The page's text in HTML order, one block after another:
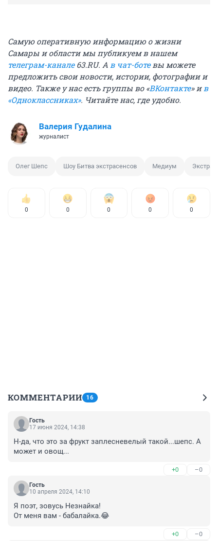
Самую оперативную информацию о жизни
Самары и области мы публикуем в нашем
телеграм-канале63.RU. Ав чат-ботевы можете
предложить свои новости, истории, фотографии и
видео. Также у нас есть группы во «ВКонтакте» ив
«Одноклассниках». Читайте нас, где удобно.
Валерия Гудалина
журналист
Олег Шепс Шоу Битва экстрасенсов Медиум
0 0 0 0 0
КОММЕНТАРИИ 16
Гость
17 июня 2024, 14:38
Н-да, что это за фрукт заплесневелый такой...шепс. А
может и овощ...
+0 –0
Гость
10 апреля 2024, 14:10
Я поэт, зовусь Незнайка!
От меня вам - бабалайка.😂
+0 –0